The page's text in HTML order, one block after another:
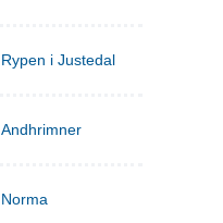
Rypen i Justedal
Andhrimner
Norma